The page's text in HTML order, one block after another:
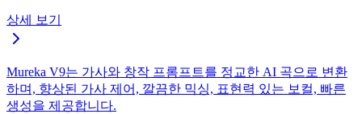
상세 보기
Mureka V9는 가사와 창작 프롬프트를 정교한 AI 곡으로 변환
하며, 향상된 가사 제어, 깔끔한 믹싱, 표현력 있는 보컬, 빠른
생성을 제공합니다.